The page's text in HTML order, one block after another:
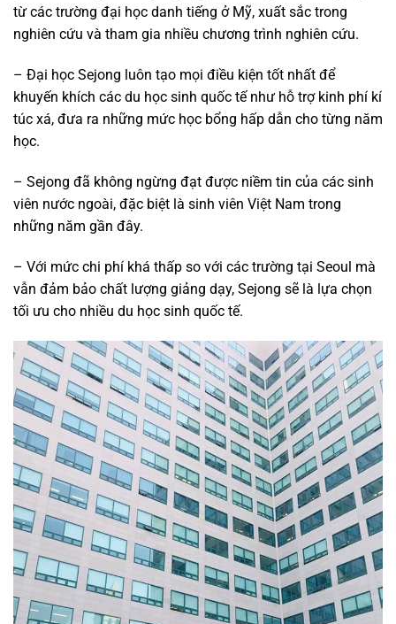
từ các trường đại học danh tiếng ở Mỹ, xuất sắc trong
nghiên cứu và tham gia nhiều chương trình nghiên cứu.
– Đại học Sejong luôn tạo mọi điều kiện tốt nhất để
khuyến khích các du học sinh quốc tế như hỗ trợ kinh phí kí
túc xá, đưa ra những mức học bổng hấp dẫn cho từng năm
học.
– Sejong đã không ngừng đạt được niềm tin của các sinh
viên nước ngoài, đặc biệt là sinh viên Việt Nam trong
những năm gần đây.
– Với mức chi phí khá thấp so với các trường tại Seoul mà
vẫn đảm bảo chất lượng giảng dạy, Sejong sẽ là lựa chọn
tối ưu cho nhiều du học sinh quốc tế.